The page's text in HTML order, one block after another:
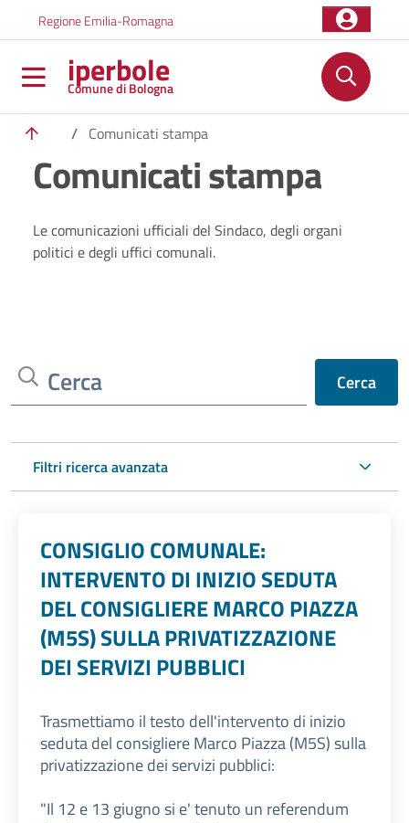
Regione Emilia-Romagna
iperbole
Comune di Bologna
/ Comunicati stampa
Comunicati stampa
Le comunicazioni ufficiali del Sindaco, degli organi
politici e degli uffici comunali.
Cerca Cerca
Filtri ricerca avanzata
CONSIGLIO COMUNALE:
INTERVENTO DI INIZIO SEDUTA
DEL CONSIGLIERE MARCO PIAZZA
(M5S) SULLA PRIVATIZZAZIONE
DEI SERVIZI PUBBLICI
Trasmettiamo il testo dell'intervento di inizio
seduta del consigliere Marco Piazza (M5S) sulla
privatizzazione dei servizi pubblici:
"Il 12 e 13 giugno si e' tenuto un referendum